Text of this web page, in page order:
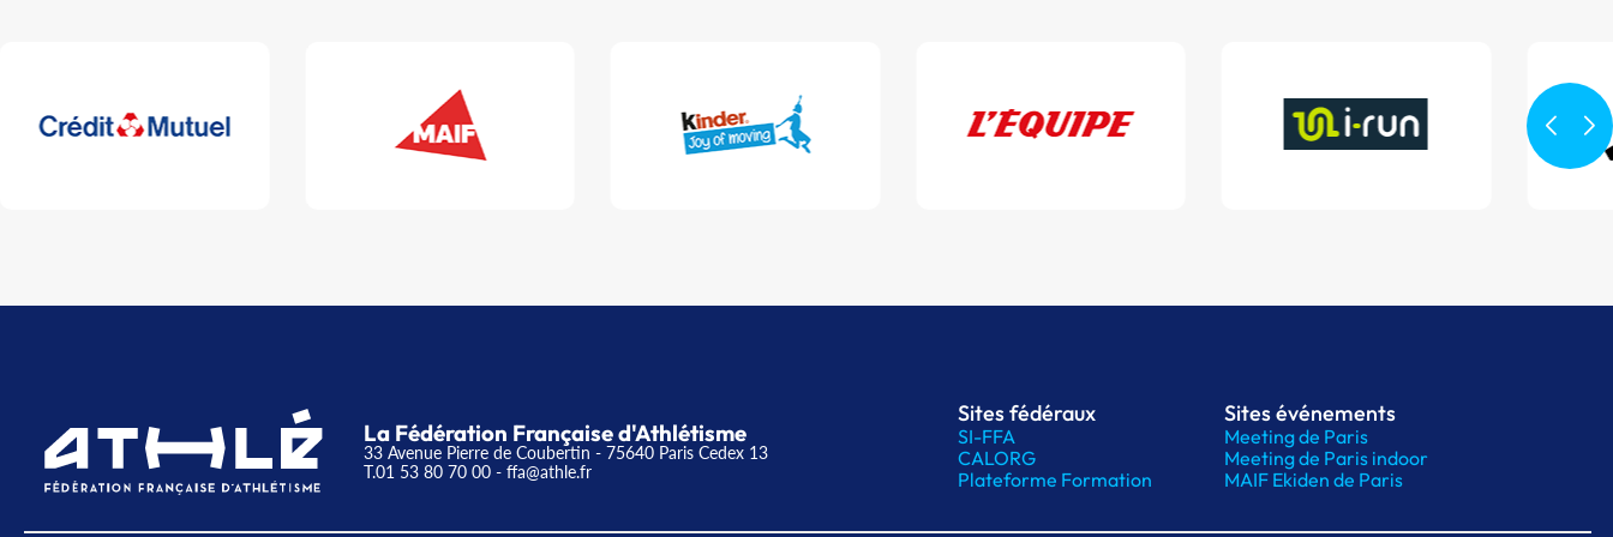
La Fédération Française d'Athlétisme
33 Avenue Pierre de Coubertin - 75640 Paris Cedex 13
T.01 53 80 70 00 - ffa@athle.fr
Sites fédéraux
SI-FFA
CALORG
Plateforme Formation
Sites événements
Meeting de Paris
Meeting de Paris indoor
MAIF Ekiden de Paris